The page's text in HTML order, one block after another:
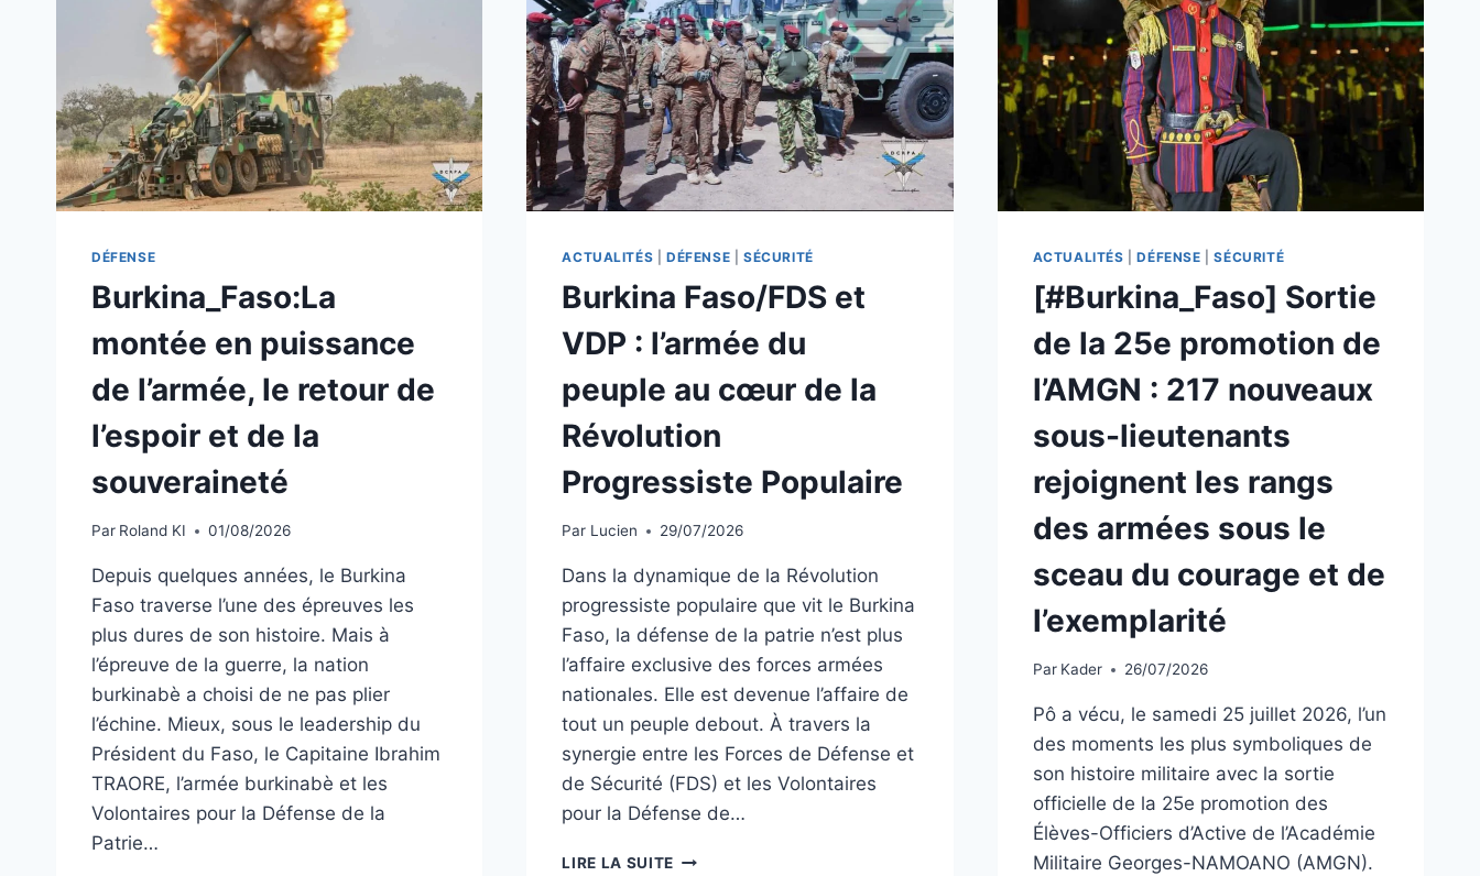
HOMMES
QUI
RELÈVENT
UNE
NATION
SANS
TAMBOUR
NI
TROMPETTE
QUI
RECONQUIERT
SA
DIGNITÉ
DÉFENSE
Burkina_Faso:La
montée en puissance
de l’armée, le retour de
l’espoir et de la
souveraineté
Par Roland KI 01/08/2026
Depuis quelques années, le Burkina
Faso traverse l’une des épreuves les
plus dures de son histoire. Mais à
l’épreuve de la guerre, la nation
burkinabè a choisi de ne pas plier
l’échine. Mieux, sous le leadership du
Président du Faso, le Capitaine Ibrahim
TRAORE, l’armée burkinabè et les
Volontaires pour la Défense de la
Patrie…
ACTUALITÉS |DÉFENSE |SÉCURITÉ
Burkina Faso/FDS et
VDP : l’armée du
peuple au cœur de la
Révolution
Progressiste Populaire
Par Lucien 29/07/2026
Dans la dynamique de la Révolution
progressiste populaire que vit le Burkina
Faso, la défense de la patrie n’est plus
l’affaire exclusive des forces armées
nationales. Elle est devenue l’affaire de
tout un peuple debout. À travers la
synergie entre les Forces de Défense et
de Sécurité (FDS) et les Volontaires
pour la Défense de…
LIRE LA SUITE BURKINA
ACTUALITÉS |DÉFENSE |SÉCURITÉ
[#Burkina_Faso] Sortie
de la 25e promotion de
l’AMGN : 217 nouveaux
sous-lieutenants
rejoignent les rangs
des armées sous le
sceau du courage et de
l’exemplarité
Par Kader 26/07/2026
Pô a vécu, le samedi 25 juillet 2026, l’un
des moments les plus symboliques de
son histoire militaire avec la sortie
officielle de la 25e promotion des
Élèves-Officiers d’Active de l’Académie
Militaire Georges-NAMOANO (AMGN).